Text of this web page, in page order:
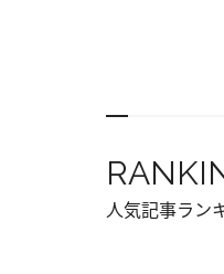
人気記事ラン